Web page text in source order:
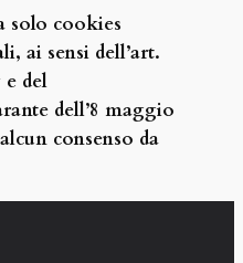
solo cookies
ai sensi dell’art.
e del
dell’8 maggio
consenso da